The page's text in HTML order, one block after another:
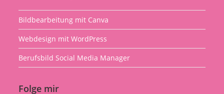
Bildbearbeitung mit Canva
Webdesign mit WordPress
Berufsbild Social Media Manager
Folge mir